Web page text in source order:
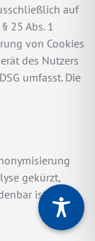
auf
25 Abs. 1
von Cookies
des Nutzers
umfasst. Die
gekürzt,
ist.